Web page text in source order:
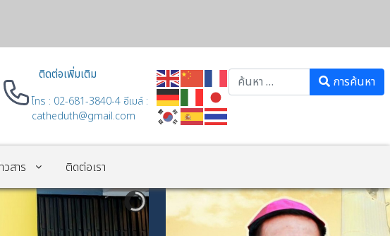
ติดต่อเพิ่มเติม
โทร : 02-681-3840-4 อีเมล์ :
catheduth@gmail.com
Searchการค้นหา
วสาร ติดต่อเรา